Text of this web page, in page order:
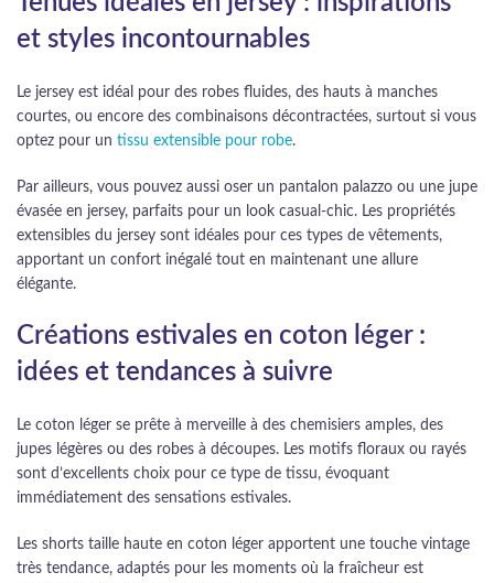
et styles incontournables
Le jersey est idéal pour des robes fluides, des hauts à manches
courtes, ou encore des combinaisons décontractées, surtout si vous
optez pour un tissu extensible pour robe.
Par ailleurs, vous pouvez aussi oser un pantalon palazzo ou une jupe
évasée en jersey, parfaits pour un look casual-chic. Les propriétés
extensibles du jersey sont idéales pour ces types de vêtements,
apportant un confort inégalé tout en maintenant une allure
élégante.
Créations estivales en coton léger :
idées et tendances à suivre
Le coton léger se prête à merveille à des chemisiers amples, des
jupes légères ou des robes à découpes. Les motifs floraux ou rayés
sont d’excellents choix pour ce type de tissu, évoquant
immédiatement des sensations estivales.
Les shorts taille haute en coton léger apportent une touche vintage
très tendance, adaptés pour les moments où la fraîcheur est